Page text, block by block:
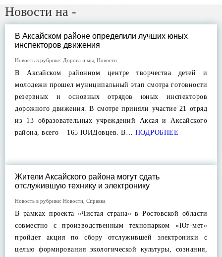
Новости на -
В Аксайском районе определили лучших юных
инспекторов движения
Новость в рубрике: Дорога и мы Новости
В Аксайском районном центре творчества детей и
молодежи прошел муниципальный этап смотра готовности
резервных и основных отрядов юных инспекторов
дорожного движения. В смотре приняли участие 21 отряд
из 13 образовательных учреждений Аксая и Аксайского
района, всего – 165 ЮИДовцев. В… ПОДРОБНЕЕ
Жители Аксайского района могут сдать
отслужившую технику и электронику
Новость в рубрике: Новости Справка
В рамках проекта «Чистая страна» в Ростовской области
совместно с производственным технопарком «Юг-мет»
пройдет акция по сбору отслужившей электроники с
целью формирования экологической культуры, сознания,